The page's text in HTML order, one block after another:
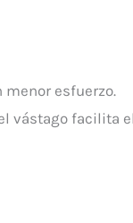
menor esfuerzo.
vástago facilita